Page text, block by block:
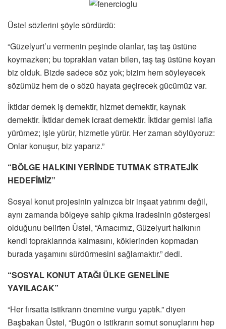
Üstel sözlerini şöyle sürdürdü:
“Güzelyurt’u vermenin peşinde olanlar, taş taş üstüne
koymazken; bu toprakları vatan bilen, taş taş üstüne koyan
biz olduk. Bizde sadece söz yok; bizim hem söyleyecek
sözümüz hem de o sözü hayata geçirecek gücümüz var.
İktidar demek iş demektir, hizmet demektir, kaynak
demektir. İktidar demek icraat demektir. İktidar gemisi lafla
yürümez; işle yürür, hizmetle yürür. Her zaman söylüyoruz:
Onlar konuşur, biz yaparız.”
“BÖLGE HALKINI YERİNDE TUTMAK STRATEJİK
HEDEFİMİZ”
Sosyal konut projesinin yalnızca bir inşaat yatırımı değil,
aynı zamanda bölgeye sahip çıkma iradesinin göstergesi
olduğunu belirten Üstel, “Amacımız, Güzelyurt halkının
kendi topraklarında kalmasını, köklerinden kopmadan
burada yaşamını sürdürmesini sağlamaktır.” dedi.
“SOSYAL KONUT ATAĞI ÜLKE GENELİNE
YAYILACAK”
“Her fırsatta istikrarın önemine vurgu yaptık.” diyen
Başbakan Üstel, “Bugün o istikrarın somut sonuçlarını hep